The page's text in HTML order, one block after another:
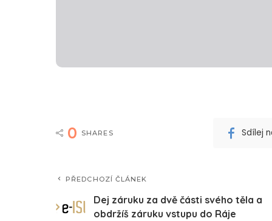
0 SHARES Sdílej
PŘEDCHOZÍ ČLÁNEK
Dej záruku za dvě části svého těla a
obdržíš záruku vstupu do Ráje